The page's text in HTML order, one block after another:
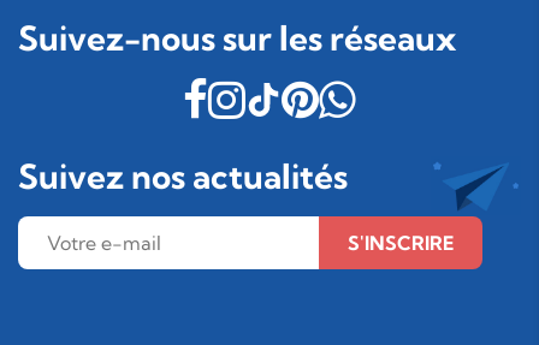
Suivez-nous sur les réseaux
Suivez nos actualités
S'INSCRIRE